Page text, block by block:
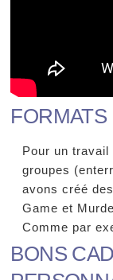
FORMATS
Pour un travail
groupes
avons créé
Game et
Comme par
BONS